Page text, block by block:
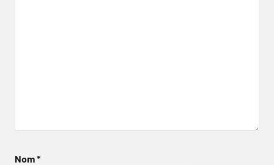
Nom*